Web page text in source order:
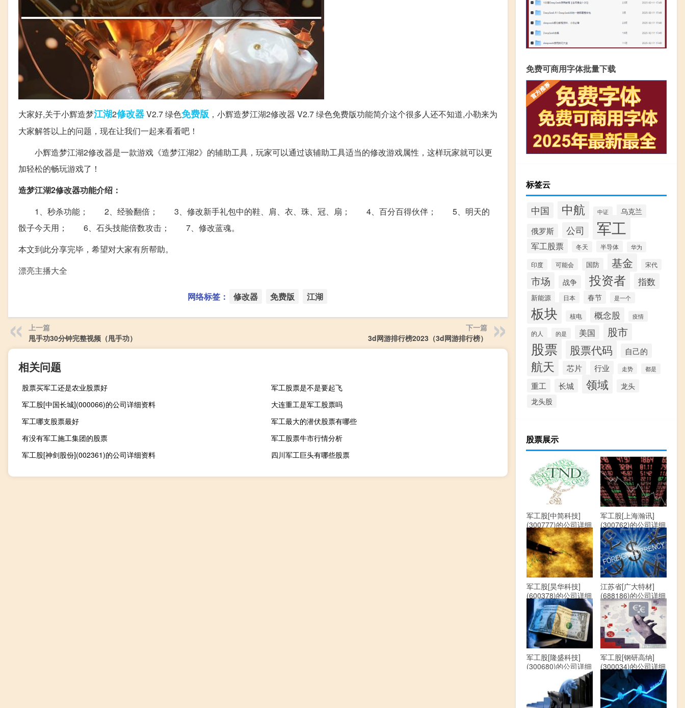
大家好,关于小辉造梦江湖2修改器V2.7 绿色免费版 ，小辉造梦江湖2修改器 V2.7 绿色免费版功能简介这个很多人还不知道,小勒来为
大家解答以上的问题，现在让我们一起来看看吧！
小辉造梦江湖2修改器是一款游戏《造梦江湖2》的辅助工具，玩家可以通过该辅助工具适当的修改游戏属性，这样玩家就可以更
加轻松的畅玩游戏了！
造梦江湖2修改器功能介绍：
1、秒杀功能； 2、经验翻倍； 3、修改新手礼包中的鞋、肩、衣、珠、冠、扇； 4、百分百得伙伴； 5、明天的
骰子今天用； 6、石头技能倍数攻击； 7、修改蓝魂。
本文到此分享完毕，希望对大家有所帮助。
漂亮主播大全
网络标签： 修改器 免费版 江湖
上一篇
甩手功30分钟完整视频（甩手功）
下一篇
3d网游排行榜2023（3d网游排行榜）
相关问题
股票买军工还是农业股票好
军工股票是不是要起飞
军工股[中国长城](000066)的公司详细资料
大连重工是军工股票吗
军工哪支股票最好
军工最大的潜伏股票有哪些
有没有军工施工集团的股票
军工股票牛市行情分析
军工股[神剑股份](002361)的公司详细资料
四川军工巨头有哪些股票
免费可商用字体批量下载
标签云
中国 中航 中证 乌克兰
俄罗斯 公司 军工
军工股票 冬天 半导体 华为
印度 可能会 国防 基金 宋代
市场 战争 投资者 指数
新能源 日本 春节 是一个
板块 核电 概念股 疫情
的人 的是 美国 股市
股票 股票代码 自己的
航天 芯片 行业 走势 都是
重工 长城 领域
龙头
龙头股
股票展示
军工股[中简科技]
(300777)的公司详细
资料
军工股[上海瀚讯]
(300762)的公司详细
资料
军工股[昊华科技]
(600378)的公司详细
资料
江苏省[广大特材]
(688186)的公司详细
资料
军工股[隆盛科技]
(300680)的公司详细
军工股[钢研高纳]
(300034)的公司详细
资料